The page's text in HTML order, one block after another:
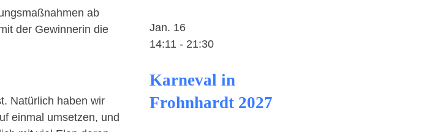
ab
der Gewinnerin die
Natürlich haben wir
einmal umsetzen, und
Jan. 16
14:11 - 21:30
Karneval in
Frohnhardt 2027